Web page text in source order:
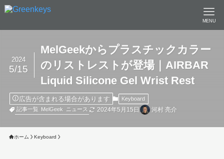
MENU
MelGeekからプラスチックカラー
のリストレストが登場｜AIRBAR
Liquid Silicone Gel Wrist Rest
2024
5/15
広告が含まれる場合があります
Keyboard
記事一覧
MelGeek ニュース 2024年5月15日 河村 亮介
ホーム Keyboard